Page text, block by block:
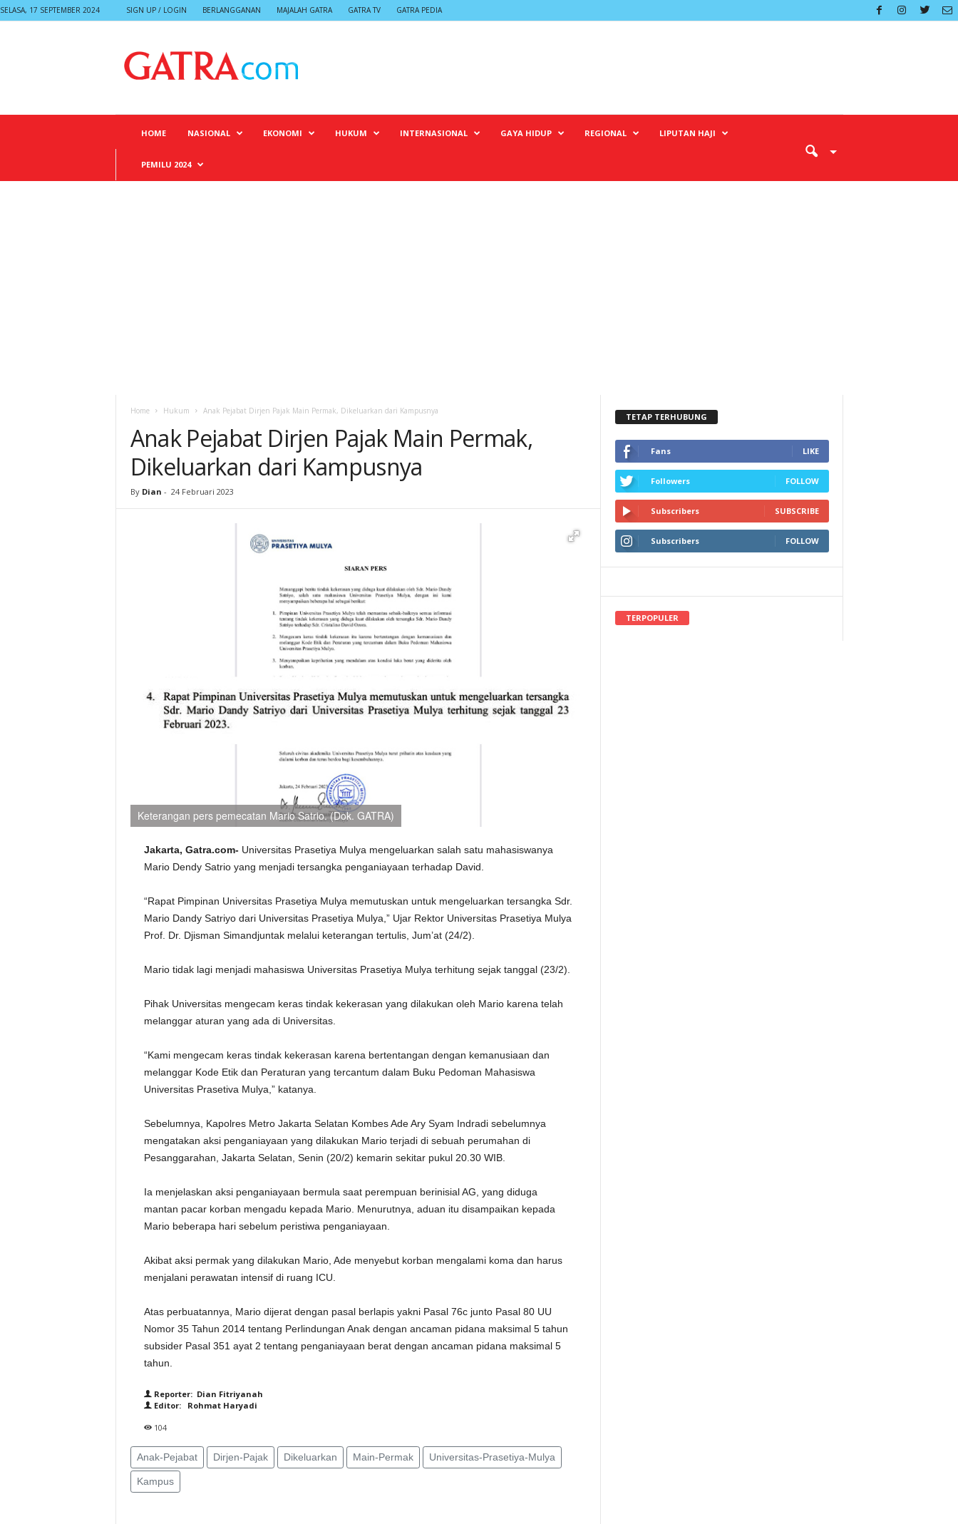
SELASA, 17 SEPTEMBER 2024 SIGN UP / LOGIN BERLANGGANAN MAJALAH GATRA GATRA TV GATRA PEDIA
HOME NASIONAL EKONOMI HUKUM INTERNASIONAL GAYA HIDUP REGIONAL LIPUTAN HAJI
PEMILU 2024
Home Hukum Anak Pejabat Dirjen Pajak Main Permak, Dikeluarkan dari Kampusnya
Anak Pejabat Dirjen Pajak Main Permak,
Dikeluarkan dari Kampusnya
By Dian - 24 Februari 2023
Keterangan pers pemecatan Mario Satrio. (Dok. GATRA)
Jakarta, Gatra.com- Universitas Prasetiya Mulya mengeluarkan salah satu mahasiswanya
Mario Dendy Satrio yang menjadi tersangka penganiayaan terhadap David.
“Rapat Pimpinan Universitas Prasetiya Mulya memutuskan untuk mengeluarkan tersangka Sdr.
Mario Dandy Satriyo dari Universitas Prasetiya Mulya,” Ujar Rektor Universitas Prasetiya Mulya
Prof. Dr. Djisman Simandjuntak melalui keterangan tertulis, Jum’at (24/2).
Mario tidak lagi menjadi mahasiswa Universitas Prasetiya Mulya terhitung sejak tanggal (23/2).
Pihak Universitas mengecam keras tindak kekerasan yang dilakukan oleh Mario karena telah
melanggar aturan yang ada di Universitas.
“Kami mengecam keras tindak kekerasan karena bertentangan dengan kemanusiaan dan
melanggar Kode Etik dan Peraturan yang tercantum dalam Buku Pedoman Mahasiswa
Universitas Prasetiva Mulya,” katanya.
Sebelumnya, Kapolres Metro Jakarta Selatan Kombes Ade Ary Syam Indradi sebelumnya
mengatakan aksi penganiayaan yang dilakukan Mario terjadi di sebuah perumahan di
Pesanggarahan, Jakarta Selatan, Senin (20/2) kemarin sekitar pukul 20.30 WIB.
Ia menjelaskan aksi penganiayaan bermula saat perempuan berinisial AG, yang diduga
mantan pacar korban mengadu kepada Mario. Menurutnya, aduan itu disampaikan kepada
Mario beberapa hari sebelum peristiwa penganiayaan.
Akibat aksi permak yang dilakukan Mario, Ade menyebut korban mengalami koma dan harus
menjalani perawatan intensif di ruang ICU.
Atas perbuatannya, Mario dijerat dengan pasal berlapis yakni Pasal 76c junto Pasal 80 UU
Nomor 35 Tahun 2014 tentang Perlindungan Anak dengan ancaman pidana maksimal 5 tahun
subsider Pasal 351 ayat 2 tentang penganiayaan berat dengan ancaman pidana maksimal 5
tahun.
Reporter: Dian Fitriyanah
Editor: Rohmat Haryadi
104
Anak-Pejabat Dirjen-Pajak Dikeluarkan Main-Permak Universitas-Prasetiya-Mulya
Kampus
TETAP TERHUBUNG
Fans LIKE
Followers FOLLOW
Subscribers SUBSCRIBE
Subscribers FOLLOW